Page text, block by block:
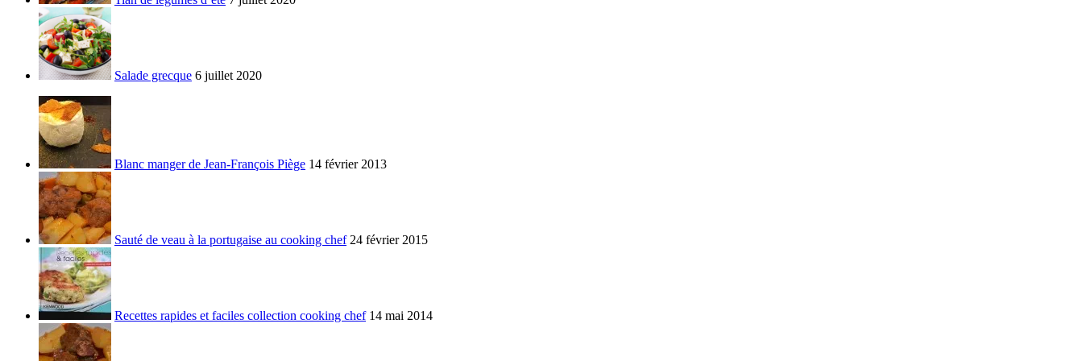
Salade grecque 6 juillet 2020
Blanc manger de Jean-François Piège 14 février 2013
Sauté de veau à la portugaise au cooking chef 24 février 2015
Recettes rapides et faciles collection cooking chef 14 mai 2014